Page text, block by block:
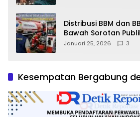
Distribusi BBM dan
Bawah Sorotan
Kepentingan Negara,
Januari 25, 2026 3
Kesempatan Bergabung